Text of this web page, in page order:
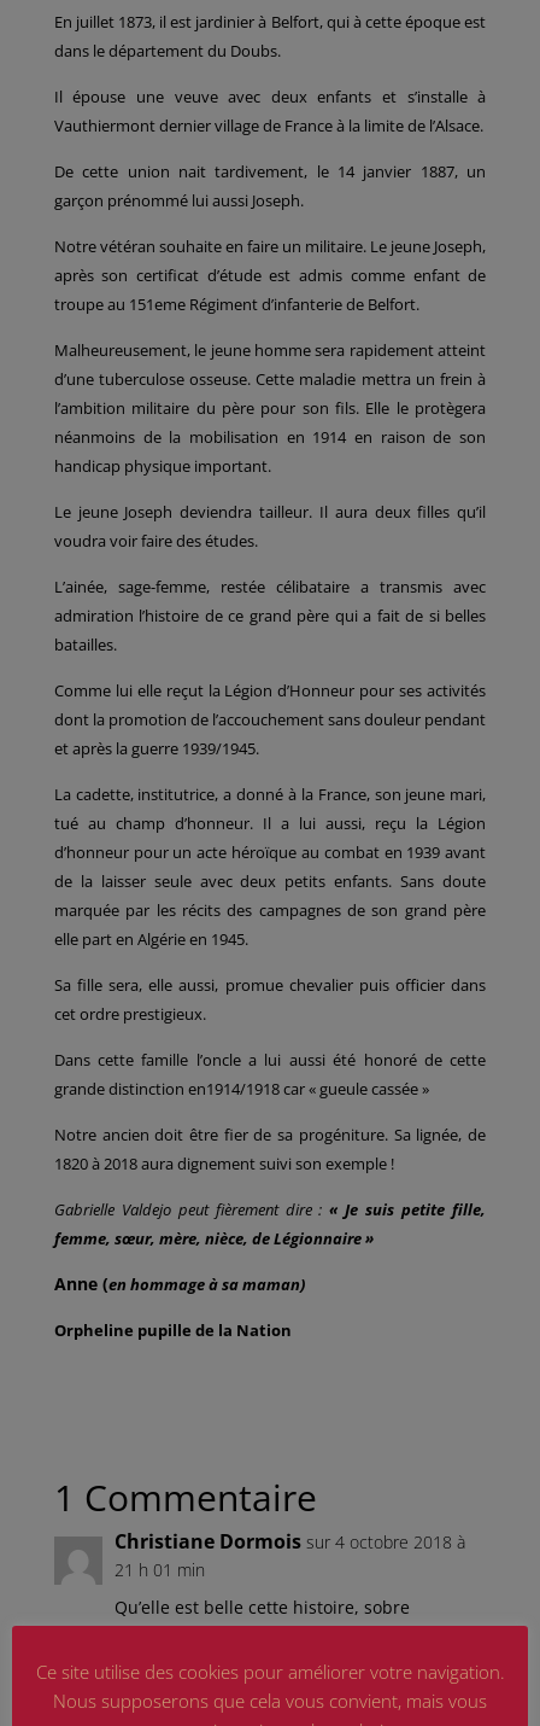
En juillet 1873, il est jardinier à Belfort, qui à cette époque est
dans le département du Doubs.
Il épouse une veuve avec deux enfants et s’installe à
Vauthiermont dernier village de France à la limite de l’Alsace.
De cette union nait tardivement, le 14 janvier 1887, un
garçon prénommé lui aussi Joseph.
Notre vétéran souhaite en faire un militaire. Le jeune Joseph,
après son certificat d’étude est admis comme enfant de
troupe au 151eme Régiment d’infanterie de Belfort.
Malheureusement, le jeune homme sera rapidement atteint
d’une tuberculose osseuse. Cette maladie mettra un frein à
l’ambition militaire du père pour son fils. Elle le protègera
néanmoins de la mobilisation en 1914 en raison de son
handicap physique important.
Le jeune Joseph deviendra tailleur. Il aura deux filles qu’il
voudra voir faire des études.
L’ainée, sage-femme, restée célibataire a transmis avec
admiration l’histoire de ce grand père qui a fait de si belles
batailles.
Comme lui elle reçut la Légion d’Honneur pour ses activités
dont la promotion de l’accouchement sans douleur pendant
et après la guerre 1939/1945.
La cadette, institutrice, a donné à la France, son jeune mari,
tué au champ d’honneur. Il a lui aussi, reçu la Légion
d’honneur pour un acte héroïque au combat en 1939 avant
de la laisser seule avec deux petits enfants. Sans doute
marquée par les récits des campagnes de son grand père
elle part en Algérie en 1945.
Sa fille sera, elle aussi, promue chevalier puis officier dans
cet ordre prestigieux.
Dans cette famille l’oncle a lui aussi été honoré de cette
grande distinction en1914/1918 car « gueule cassée »
Notre ancien doit être fier de sa progéniture. Sa lignée, de
1820 à 2018 aura dignement suivi son exemple !
Gabrielle Valdejo peut fièrement dire :« Je suis petite fille,
femme, sœur, mère, nièce, de Légionnaire »
Anne (en hommage à sa maman)
Orpheline pupille de la Nation
1 Commentaire
Christiane Dormois sur 4 octobre 2018 à
21 h 01 min
Qu’elle est belle cette histoire, sobre
Merci de nous avoir fait partager cette
« tranche de vie »
Mais quelle fierté posthume de voir combien
Ce site utilise des cookies pour améliorer votre navigation.
Nous supposerons que cela vous convient, mais vous